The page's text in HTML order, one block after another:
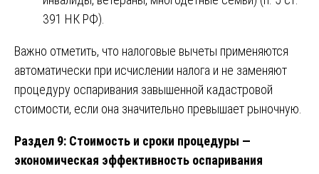
391 НК РФ).
Важно отметить, что налоговые вычеты применяются
автоматически при исчислении налога и не заменяют
процедуру оспаривания завышенной кадастровой
стоимости, если она значительно превышает рыночную.
Раздел 9: Стоимость и сроки процедуры —
экономическая эффективность оспаривания